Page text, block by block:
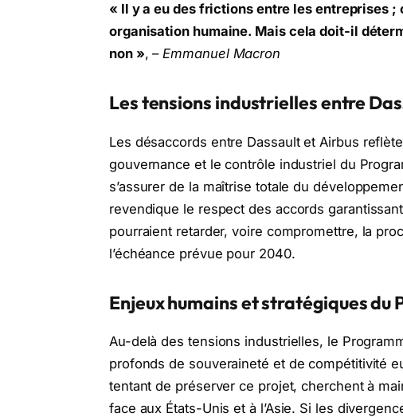
« Il y a eu des frictions entre les entreprises ;
organisation humaine. Mais cela doit-il
non », –Emmanuel Macron
Les tensions industrielles entre
Les désaccords entre Dassault et Airbus
gouvernance et le contrôle industriel du
s’assurer de la maîtrise totale du
revendique le respect des accords
pourraient retarder, voire compromettre, la
l’échéance prévue pour 2040.
Enjeux humains et stratégiques du
Au-delà des tensions industrielles, le
profonds de souveraineté et de compétitivité
tentant de préserver ce projet, cherchent à
face aux États-Unis et à l’Asie. Si les